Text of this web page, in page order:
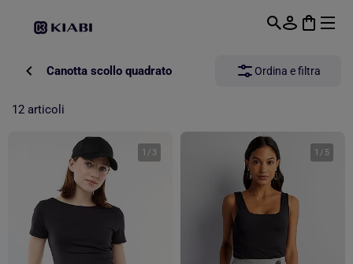
Canotta scollo quadrato Ordina e filtra
12 articoli
1 / 3 1 / 5